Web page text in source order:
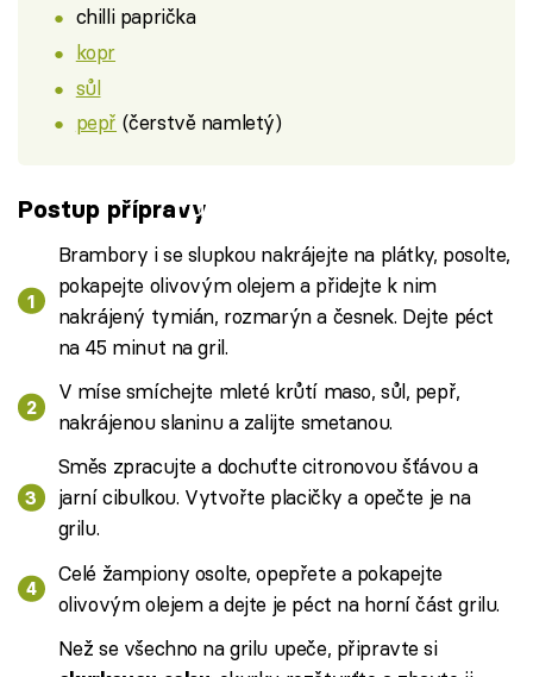
chilli paprička
kopr
sůl
pepř (čerstvě namletý)
Failed to fetch
Postup přípravy
Brambory i se slupkou nakrájejte na plátky, posolte,
pokapejte olivovým olejem a přidejte k nim
nakrájený tymián, rozmarýn a česnek. Dejte péct
na 45 minut na gril.
V míse smíchejte mleté krůtí maso, sůl, pepř,
nakrájenou slaninu a zalijte smetanou.
Směs zpracujte a dochuťte citronovou šťávou a
jarní cibulkou. Vytvořte placičky a opečte je na
grilu.
Celé žampiony osolte, opepřete a pokapejte
olivovým olejem a dejte je péct na horní část grilu.
Než se všechno na grilu upeče, připravte si